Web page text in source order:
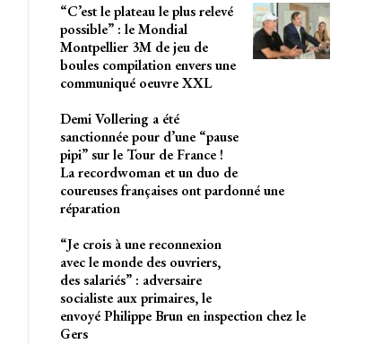
“C’est le plateau le plus relevé
possible” : le Mondial
Montpellier 3M de jeu de
boules compilation envers une
communiqué oeuvre XXL
Demi Vollering a été
sanctionnée pour d’une “pause
pipi” sur le Tour de France !
La recordwoman et un duo de
coureuses françaises ont pardonné une
réparation
“Je crois à une reconnexion
avec le monde des ouvriers,
des salariés” : adversaire
socialiste aux primaires, le
envoyé Philippe Brun en inspection chez le
Gers